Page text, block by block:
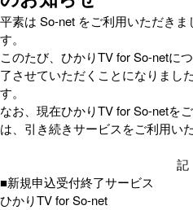
平素は So-net をご利用いただき
す。
このたび、ひかりTV for So-netに
了させていただくことになりまし
す。
なお、現在ひかりTV for So-netを
は、引き続きサービスをご利用い
記
■新規申込受付終了サービス
ひかりTV for So-net